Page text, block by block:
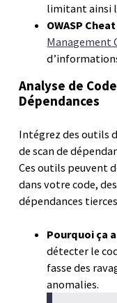
limitant ainsi
OWASP
Management
Analyse de
Dépendances
Intégrez des outils
de scan de
Ces outils peuvent
dans votre code,
dépendances
Pourquoi ça
détecter le
fasse des
anomalies.